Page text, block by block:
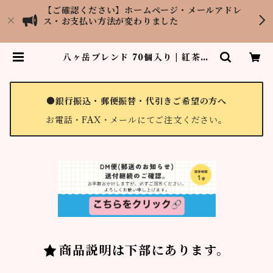
【ご確認ください】ホームページ・メールアドレ
ス・お支払い方法が変わりました
八ヶ岳ブレンド 70個入り | 紅茶専
●銀行振込・郵便振替・代引きご希望の方へ
お電話・FAX・メールにてご注文ください。
商品説明は下部にあります。